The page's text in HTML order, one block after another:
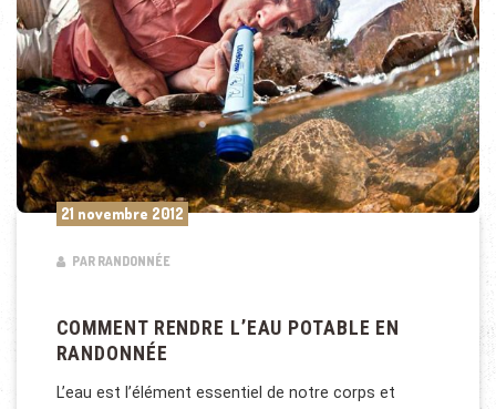
21 novembre 2012
PAR RANDONNÉE
COMMENT RENDRE L’EAU POTABLE EN
RANDONNÉE
L’eau est l’élément essentiel de notre corps et